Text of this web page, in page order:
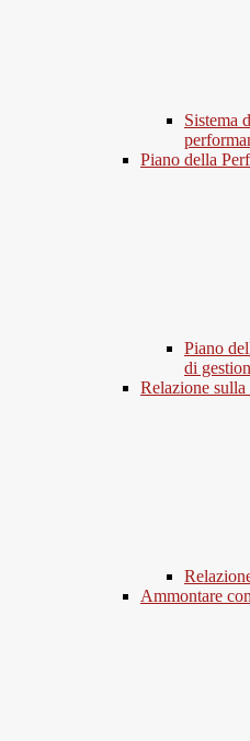
Sistema
Piano della
Piano
di
Relazione sulla
Ammontare